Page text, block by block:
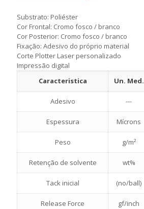
Substrato: Poliéster
Cor Frontal: Cromo fosco / branco
Cor Posterior: Cromo fosco / branco
Fixação: Adesivo do próprio material
Corte Plotter Laser personalizado
Impressão digital
Caracteristica
Un. Med.
Adesivo ---
Espessura Mícrons
Peso g/m²
Retenção de solvente wt%
Tack inicial (no/ball)
Release Force gf/inch